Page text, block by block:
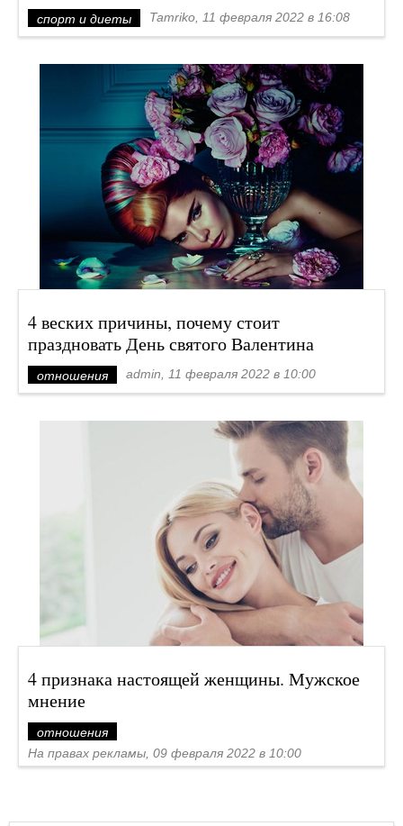
спорт и диеты Tamriko, 11 февраля 2022 в 16:08
4 веских причины, почему стоит
праздновать День святого Валентина
отношения admin, 11 февраля 2022 в 10:00
4 признака настоящей женщины. Мужское
мнение
отношения
На правах рекламы, 09 февраля 2022 в 10:00